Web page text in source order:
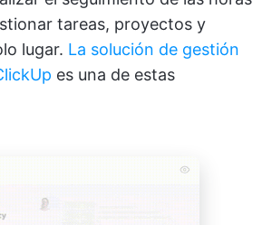
tareas, proyectos y
lugar. La solución de gestión
es una de estas